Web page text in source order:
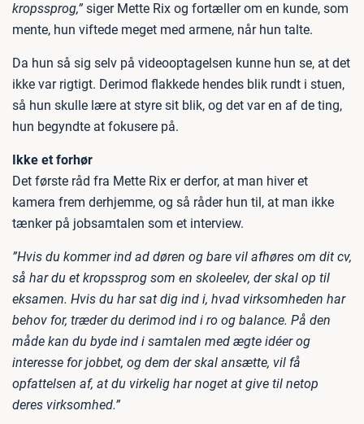
kropssprog,” siger Mette Rix og fortæller om en kunde, som
mente, hun viftede meget med armene, når hun talte.
Da hun så sig selv på videooptagelsen kunne hun se, at det
ikke var rigtigt. Derimod flakkede hendes blik rundt i stuen,
så hun skulle lære at styre sit blik, og det var en af de ting,
hun begyndte at fokusere på.
Ikke et forhør
Det første råd fra Mette Rix er derfor, at man hiver et
kamera frem derhjemme, og så råder hun til, at man ikke
tænker på jobsamtalen som et interview.
”Hvis du kommer ind ad døren og bare vil afhøres om dit cv,
så har du et kropssprog som en skoleelev, der skal op til
eksamen. Hvis du har sat dig ind i, hvad virksomheden har
behov for, træder du derimod ind i ro og balance. På den
måde kan du byde ind i samtalen med ægte idéer og
interesse for jobbet, og dem der skal ansætte, vil få
opfattelsen af, at du virkelig har noget at give til netop
deres virksomhed.”